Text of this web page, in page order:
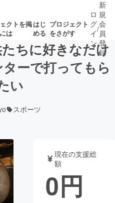
クトを掲
は
はじ
める
プロジェクト
をさがす
ロ募集終了が近いプ
ット
書籍・雑誌
ロ
グ
イ
ン
/
新
規
会
員
登
録
ちに好きなだけ
ーで打ってもら
い
スポーツ
現在の支援総
額
0円